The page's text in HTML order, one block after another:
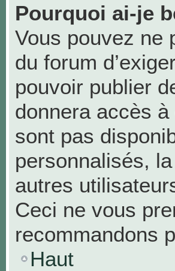
Pourquoi ai-je
Vous pouvez ne
du forum
pouvoir publier
donnera accès
sont pas
personnalisés,
autres
Ceci ne vous
recommandons
Haut